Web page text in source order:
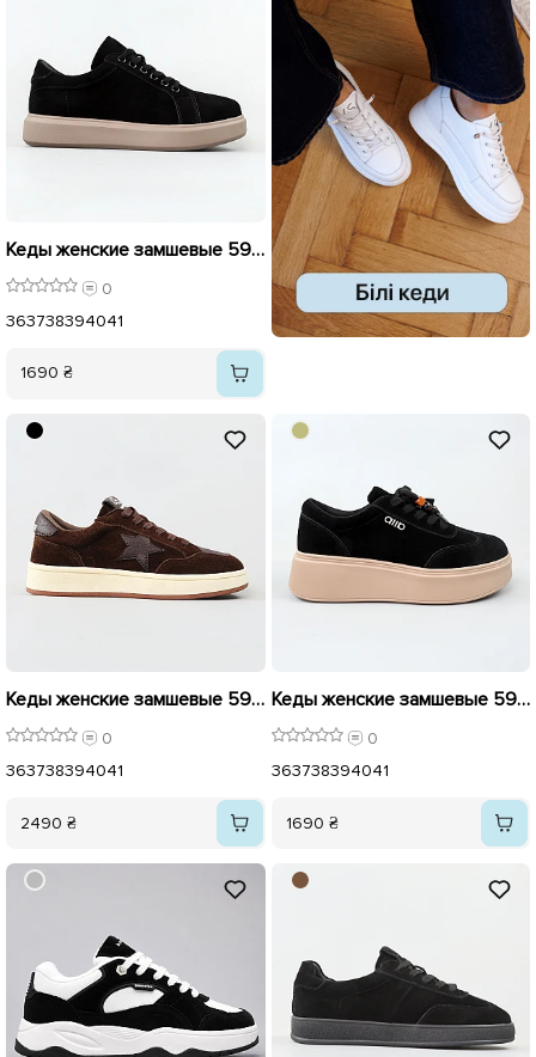
Кеды женские замшевые 594874 Черные
0
363738394041
1690 ₴
Кеды женские замшевые 596164 Шоколад
0
363738394041
2490 ₴
Кеды женские замшевые 596115 Черные
0
363738394041
1690 ₴